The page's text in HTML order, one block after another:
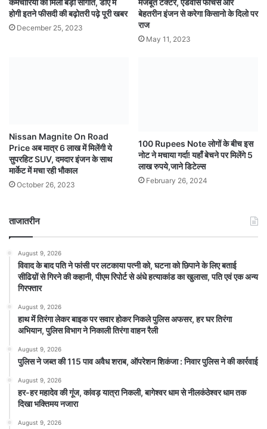
होगी इतने फीसदी की बढ़ोतरी पढ़े पूरी खबर
December 25, 2023
बेहतरीन इंजन से करेगा किसानो के दिलो पर
राज
May 11, 2023
Nissan Magnite On Road
Price अब मात्र 6 लाख में मिलेंगी ये
सुपरहिट SUV, दमदार इंजन के साथ
मार्केट में मचा रही भौकाल
October 26, 2023
100 Rupees Note लोगों के बीच इस
नोट ने मचाया गर्दा! यहाँ बेचने पर मिलेंगे 5
लाख रुपये,जाने डिटेल्स
February 26, 2024
ताजातरीन
August 9, 2026
विवाद के बाद पति ने फांसी पर लटकाया पत्नी को, घटना को छिपाने के लिए बताई
सीढिय़ों से गिरने की कहानी, पीएम रिपोर्ट से अंधे हत्याकांड का खुलासा, पति एवं एक अन्य
गिरफ्तार
August 9, 2026
हाथ मेंं तिरंगा लेकर बाइक पर सवार होकर निकले पुलिस अफसर, हर घर तिरंगा
अभियान, पुलिस विभाग ने निकाली तिरंगा वाहन रैली
August 9, 2026
पुलिस ने जब्त की 115 पाव अवैध शराब, ऑपरेशन शिकंजा : निवार पुलिस ने की कार्रवाई
August 9, 2026
हर-हर महादेव की गूंज, कांवड़ यात्रा निकली, बागेश्वर धाम से नीलकंठेश्वर धाम तक
दिखा भक्तिमय नजारा
August 9, 2026